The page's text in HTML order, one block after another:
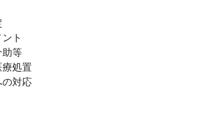
ト
助等
療処置
の対応